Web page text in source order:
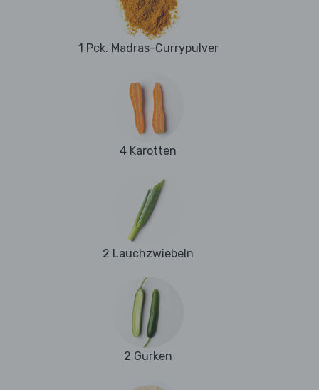
1 Pck. Madras-Currypulver
4 Karotten
2 Lauchzwiebeln
2 Gurken